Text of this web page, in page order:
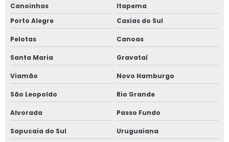
Canoinhas
Itapema
Porto Alegre
Caxias do Sul
Pelotas Canoas
Santa Maria Gravataí
Viamão Novo Hamburgo
São Leopoldo Rio Grande
Alvorada Passo Fundo
Sapucaia do Sul Uruguaiana